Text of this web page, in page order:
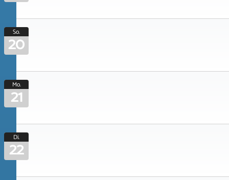
So.
20
Mo.
21
Di.
22